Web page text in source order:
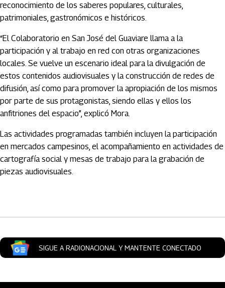
reconocimiento de los saberes populares, culturales,
patrimoniales, gastronómicos e históricos.
“El Colaboratorio en San José del Guaviare llama a la
participación y al trabajo en red con otras organizaciones
locales. Se vuelve un escenario ideal para la divulgación de
estos contenidos audiovisuales y la construcción de redes de
difusión, así como para promover la apropiación de los mismos
por parte de sus protagonistas, siendo ellas y ellos los
anfitriones del espacio”, explicó Mora.
Las actividades programadas también incluyen la participación
en mercados campesinos, el acompañamiento en actividades de
cartografía social y mesas de trabajo para la grabación de
piezas audiovisuales.
SIGUE A RADIONACIONAL Y MANTENTE CONECTADO